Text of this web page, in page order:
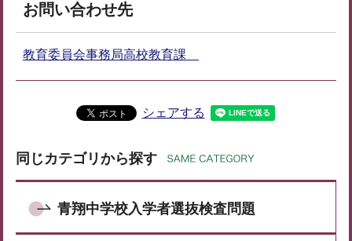
お問い合わせ先
教育委員会事務局高校教育課
シェアする
同じカテゴリから探す
青翔中学校入学者選抜検査問題